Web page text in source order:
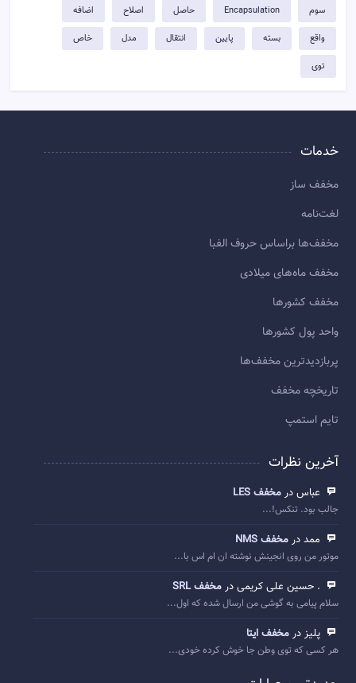
سوم Encapsulation حاصل اصلاح اضافه
واقع بسته پایین انتقال مدل خاص
توی
خدمات
مخفف ساز
لغت‌نامه
مخفف‌ها براساس حروف الفبا
مخفف ماه‌های میلادی
مخفف کشورها
واحد پول کشورها
پربازديدترين مخفف‌ها
تاريخچه مخفف
تایم استمپ
آخرین نظرات
عباس در مخفف LES
جالب بود. تنکس!...
ممد در مخفف NMS
موتور من روی انجینش نوشته ان ام اس با...
. حسین علی کریمی در مخفف SRL
سلام پیامی به گوشی من ارسال شده که اول...
پلیز در مخفف ایتا
هر کسی که توی وطن جا خوش کرده خودی...